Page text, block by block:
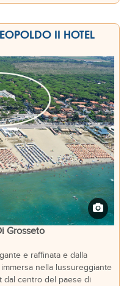
II HOTEL
Grosseto
e raffinata e dalla
nella lussureggiante
dal centro del paese di